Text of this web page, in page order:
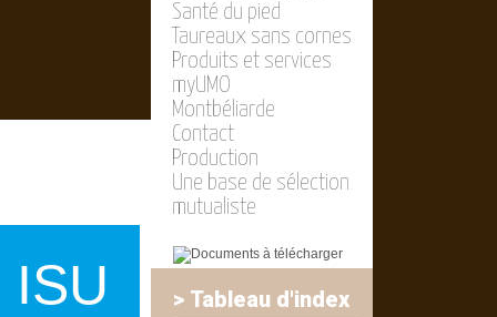
ISU
Santé du pied
Taureaux sans cornes
Produits et services
myUMO
Montbéliarde
Contact
Production
Une base de sélection
mutualiste
> Tableau d'index